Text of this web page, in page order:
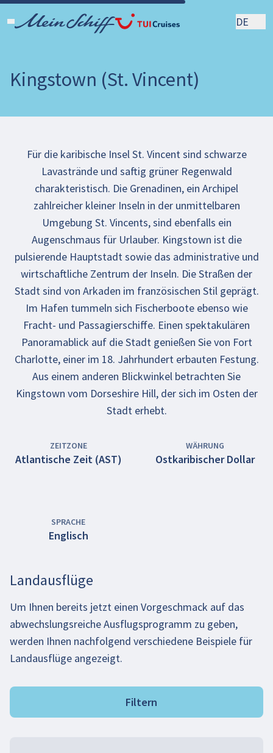
DE
Kingstown (St. Vincent)
Für die karibische Insel St. Vincent sind schwarze
Lavastrände und saftig grüner Regenwald
charakteristisch. Die Grenadinen, ein Archipel
zahlreicher kleiner Inseln in der unmittelbaren
Umgebung St. Vincents, sind ebenfalls ein
Augenschmaus für Urlauber. Kingstown ist die
pulsierende Hauptstadt sowie das administrative und
wirtschaftliche Zentrum der Inseln. Die Straßen der
Stadt sind von Arkaden im französischen Stil geprägt.
Im Hafen tummeln sich Fischerboote ebenso wie
Fracht- und Passagierschiffe. Einen spektakulären
Panoramablick auf die Stadt genießen Sie von Fort
Charlotte, einer im 18. Jahrhundert erbauten Festung.
Aus einem anderen Blickwinkel betrachten Sie
Kingstown vom Dorseshire Hill, der sich im Osten der
Stadt erhebt.
ZEITZONE
Atlantische Zeit (AST)
WÄHRUNG
Ostkaribischer Dollar
SPRACHE
Englisch
Landausflüge
Um Ihnen bereits jetzt einen Vorgeschmack auf das
abwechslungsreiche Ausflugsprogramm zu geben,
werden Ihnen nachfolgend verschiedene Beispiele für
Landausflüge angezeigt.
Filtern